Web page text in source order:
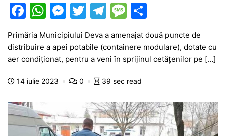
F
a
c
e
b
o
k
W
at
s
A
M
e
s
s
e
n
g
er
T
itt
er
T
e
gr
a
m
M
e
s
s
a
g
e
ta
je
ă
Primăria Municipiului Deva a amenajat două puncte de
distribuire a apei potabile (containere modulare), dotate cu
aer condiționat, pentru a veni în sprijinul cetățenilor pe […]
14 iulie 2023 0 39 sec read